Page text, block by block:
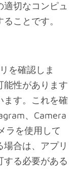
適切なコンピュ
ことです。
を確認しま
能性があります
ます。これを確
、Camera
ラを使用して
合は、アプリ
する必要がある